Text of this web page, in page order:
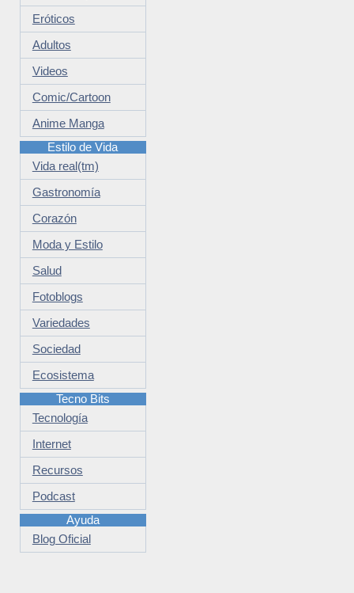
Eróticos
Adultos
Videos
Comic/Cartoon
Anime Manga
Estilo de Vida
Vida real(tm)
Gastronomía
Corazón
Moda y Estilo
Salud
Fotoblogs
Variedades
Sociedad
Ecosistema
Tecno Bits
Tecnología
Internet
Recursos
Podcast
Ayuda
Blog Oficial